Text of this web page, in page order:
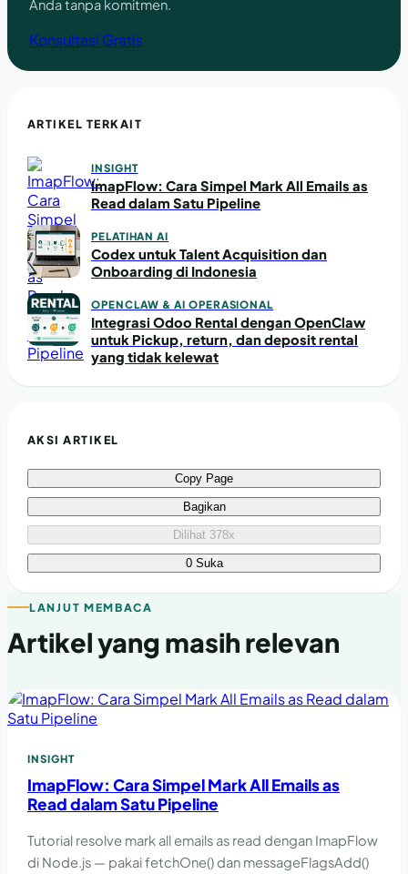
Anda tanpa komitmen.
Konsultasi Gratis
ARTIKEL TERKAIT
INSIGHT
ImapFlow: Cara Simpel Mark All Emails as
Read dalam Satu Pipeline
PELATIHAN AI
Codex untuk Talent Acquisition dan
Onboarding di Indonesia
OPENCLAW & AI OPERASIONAL
Integrasi Odoo Rental dengan OpenClaw
untuk Pickup, return, dan deposit rental
yang tidak kelewat
AKSI ARTIKEL
Copy Page
Bagikan
Dilihat 378x
0 Suka
LANJUT MEMBACA
Artikel yang masih relevan
INSIGHT
ImapFlow: Cara Simpel Mark All Emails as
Read dalam Satu Pipeline
Tutorial resolve mark all emails as read dengan ImapFlow
di Node.js — pakai fetchOne() dan messageFlagsAdd()